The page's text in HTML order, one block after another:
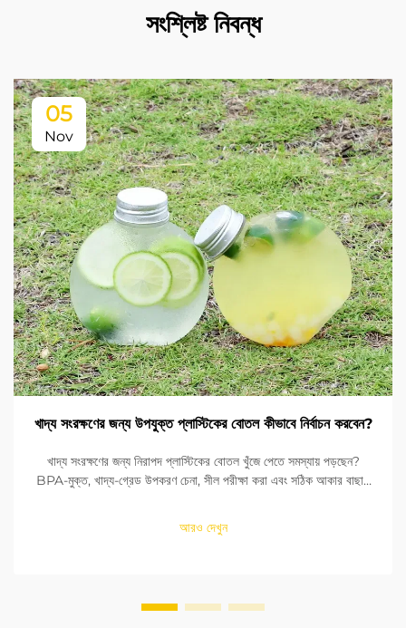
সংশ্লিষ্ট নিবন্ধ
05
Nov
খাদ্য সংরক্ষণের জন্য উপযুক্ত প্লাস্টিকের বোতল কীভাবে নির্বাচন করবেন?
খাদ্য সংরক্ষণের জন্য নিরাপদ প্লাস্টিকের বোতল খুঁজে পেতে সমস্যায় পড়ছেন?
BPA-মুক্ত, খাদ্য-গ্রেড উপকরণ চেনা, সীল পরীক্ষা করা এবং সঠিক আকার বাছাই
আরও দেখুন